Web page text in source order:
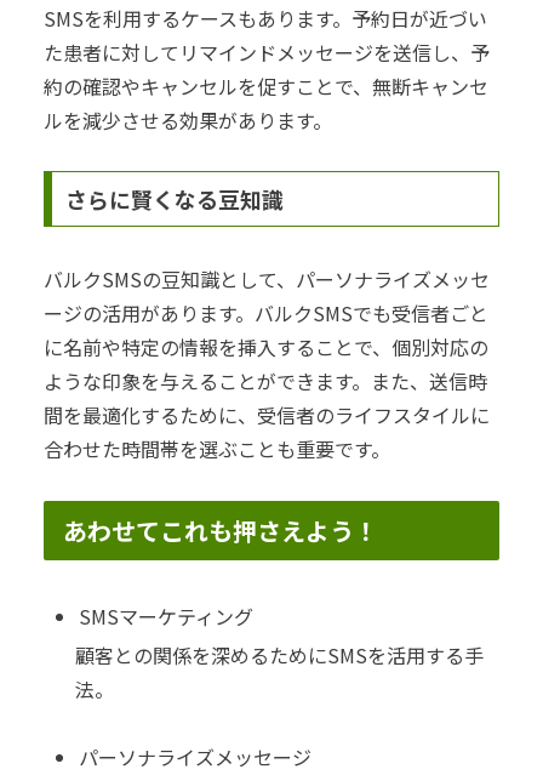
SMSを利用するケースもあります。予約日が近づい
た患者に対してリマインドメッセージを送信し、予
約の確認やキャンセルを促すことで、無断キャンセ
ルを減少させる効果があります。
さらに賢くなる豆知識
バルクSMSの豆知識として、パーソナライズメッセ
ージの活用があります。バルクSMSでも受信者ごと
に名前や特定の情報を挿入することで、個別対応の
ような印象を与えることができます。また、送信時
間を最適化するために、受信者のライフスタイルに
合わせた時間帯を選ぶことも重要です。
あわせてこれも押さえよう！
SMSマーケティング
顧客との関係を深めるためにSMSを活用する手
法。
パーソナライズメッセージ